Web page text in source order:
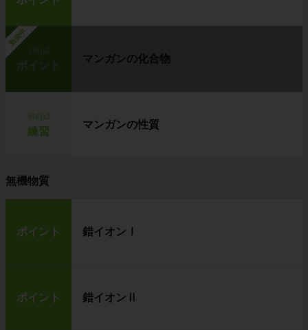
勉強中
ポイント
マンガンの化合物
練習
マンガンの性質
無機物質
ポイント 錯イオンⅠ
ポイント 錯イオンⅡ